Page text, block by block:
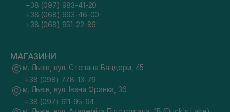
+38 (097) 983-41-20
+38 (068) 693-46-00
+38 (068) 951-22-86
МАГАЗИНИ
м. Львів, вул. Степана Бандери, 45
+38 (098) 778-13-79
м. Львів, вул. Івана Франка, 36
+38 (097) 611-95-94